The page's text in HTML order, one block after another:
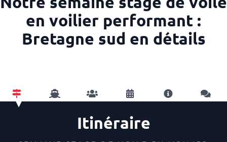
en voilier performant :
Bretagne sud en détails
Itinéraire